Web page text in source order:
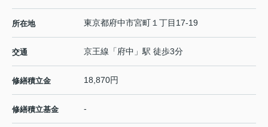
所在地 東京都府中市宮町 １丁目17-19
交通 京王線 「府中 」駅 徒歩3分
修繕積立金 18,870円
修繕積立基金 -